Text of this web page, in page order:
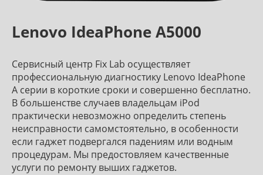
Lenovo IdeaPhone A5000
Сервисный центр Fix Lab осуществляет
профессиональную диагностику Lenovo IdeaPhone
A серии в короткие сроки и совершенно бесплатно.
В большенстве случаев владельцам iPod
практически невозможно определить степень
неисправности самомстоятельно, в особенности
если гаджет подвергался падениям или водным
процедурам. Мы предостовляем качественные
услуги по ремонту выших гаджетов.